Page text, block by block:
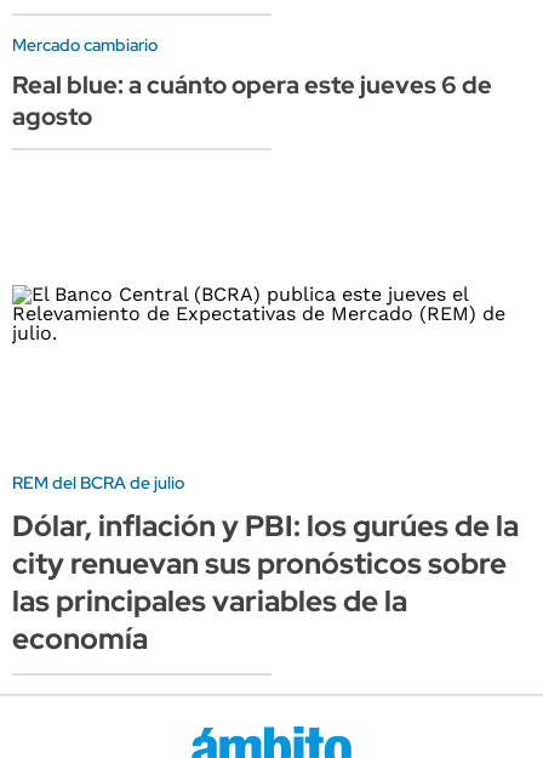
Mercado cambiario
Real blue: a cuánto opera este jueves 6 de
agosto
REM del BCRA de julio
Dólar, inflación y PBI: los gurúes de la
city renuevan sus pronósticos sobre
las principales variables de la
economía